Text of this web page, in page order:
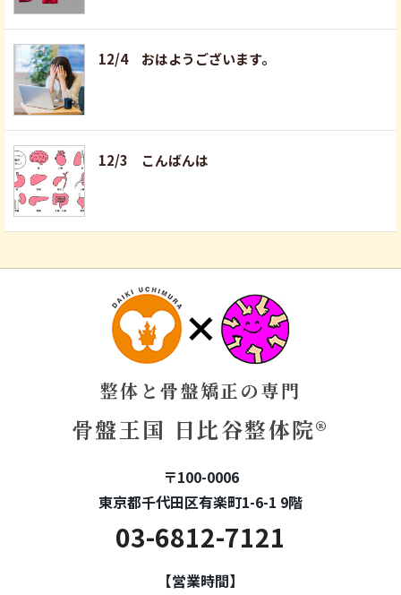
12/4 おはようございます。
12/3 こんばんは
整体と骨盤矯正の専門
骨盤王国 日比谷整体院®
〒100-0006
東京都千代田区有楽町1-6-1 9階
03-6812-7121
【営業時間】